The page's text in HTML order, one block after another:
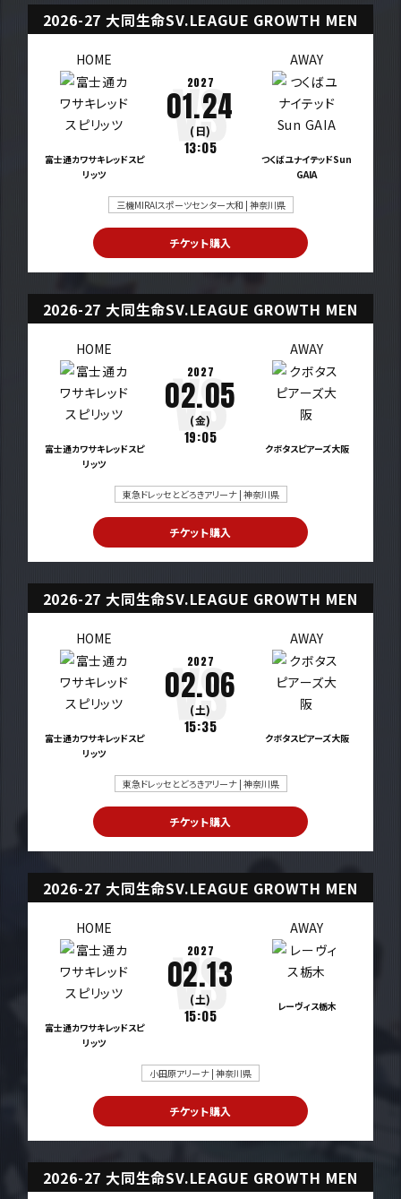
2026-27 大同生命SV.LEAGUE GROWTH MEN
HOME
富士通カワサキレッドスピ
リッツ
2027
01.24
(日)
13:05
AWAY
つくばユナイテッドSun
GAIA
三機MIRAIスポーツセンター大和 | 神奈川県
チケット購入
2026-27 大同生命SV.LEAGUE GROWTH MEN
HOME
富士通カワサキレッドスピ
リッツ
2027
02.05
(金)
19:05
AWAY
クボタスピアーズ大阪
東急ドレッセとどろきアリーナ | 神奈川県
チケット購入
2026-27 大同生命SV.LEAGUE GROWTH MEN
HOME
富士通カワサキレッドスピ
リッツ
2027
02.06
(土)
15:35
AWAY
クボタスピアーズ大阪
東急ドレッセとどろきアリーナ | 神奈川県
チケット購入
2026-27 大同生命SV.LEAGUE GROWTH MEN
HOME
富士通カワサキレッドスピ
リッツ
2027
02.13
(土)
15:05
AWAY
レーヴィス栃木
小田原アリーナ | 神奈川県
チケット購入
2026-27 大同生命SV.LEAGUE GROWTH MEN